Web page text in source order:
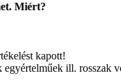
Miért?
kapott!
egyértelműek ill. rosszak